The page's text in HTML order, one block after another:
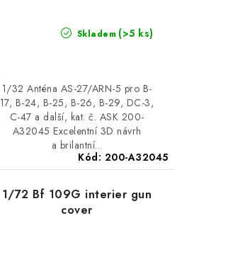
Skladem (>5 ks)
1/32 Anténa AS-27/ARN-5 pro B-
17, B-24, B-25, B-26, B-29, DC-3,
C-47 a další, kat. č. ASK 200-
A32045 Excelentní 3D návrh
a brilantní...
Kód: 200-A32045
1/72 Bf 109G interier gun
cover